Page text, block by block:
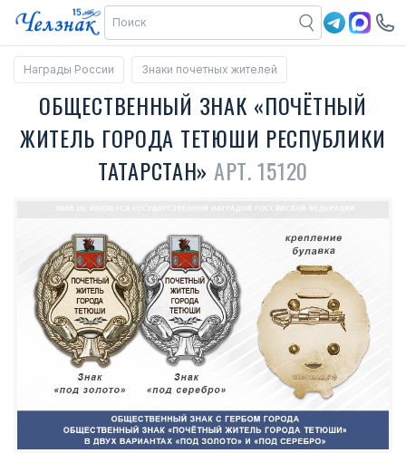
Награды России Знаки почетных жителей
ОБЩЕСТВЕННЫЙ ЗНАК «ПОЧЁТНЫЙ
ЖИТЕЛЬ ГОРОДА ТЕТЮШИ РЕСПУБЛИКИ
ТАТАРСТАН» АРТ. 15120